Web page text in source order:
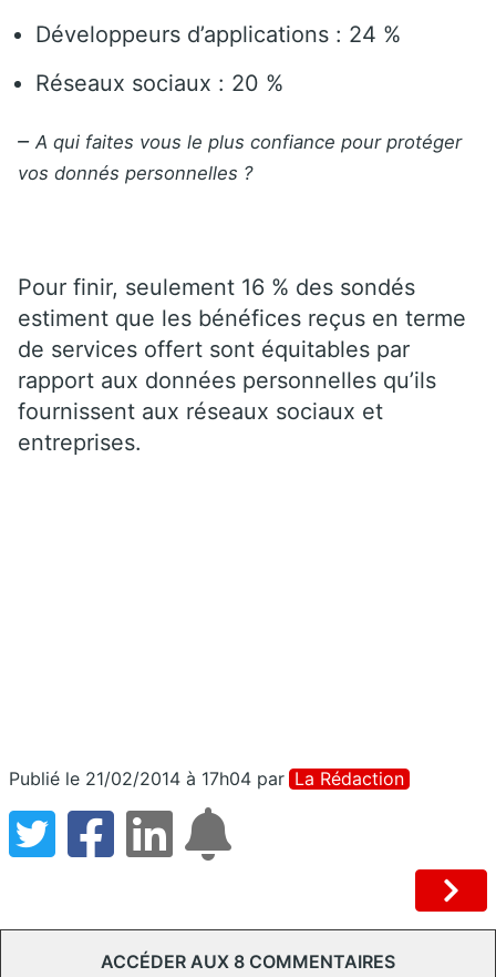
Développeurs d’applications : 24 %
Réseaux sociaux : 20 %
–A qui faites vous le plus confiance pour protéger
vos donnés personnelles ?
Pour finir, seulement 16 % des sondés
estiment que les bénéfices reçus en terme
de services offert sont équitables par
rapport aux données personnelles qu’ils
fournissent aux réseaux sociaux et
entreprises.
Publié le 21/02/2014 à 17h04 par La Rédaction
ACCÉDER AUX 8 COMMENTAIRES